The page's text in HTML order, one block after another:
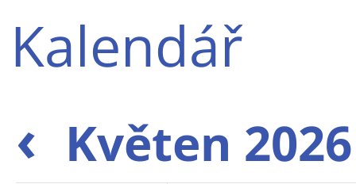
Kalendář
‹ Květen